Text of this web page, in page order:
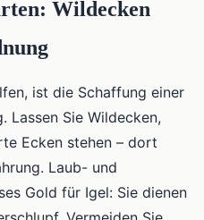
Wildecken
ist die Schaffung einer
Lassen Sie Wildecken,
Ecken stehen – dort
Laub- und
Gold für Igel: Sie dienen